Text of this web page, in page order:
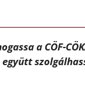
a CÖF-
együtt